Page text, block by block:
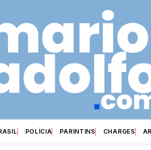
POLÍCIA PARINTINS CHARGES